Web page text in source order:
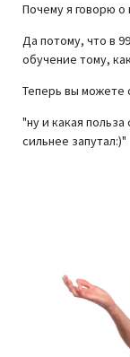
Почему я говорю о
Да потому, что в
обучение тому,
Теперь вы можете
"ну и какая
сильнее запутал:)"